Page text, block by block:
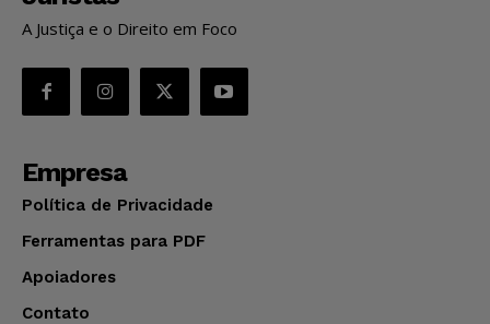
A Justiça e o Direito em Foco
Empresa
Política de Privacidade
Ferramentas para PDF
Apoiadores
Contato